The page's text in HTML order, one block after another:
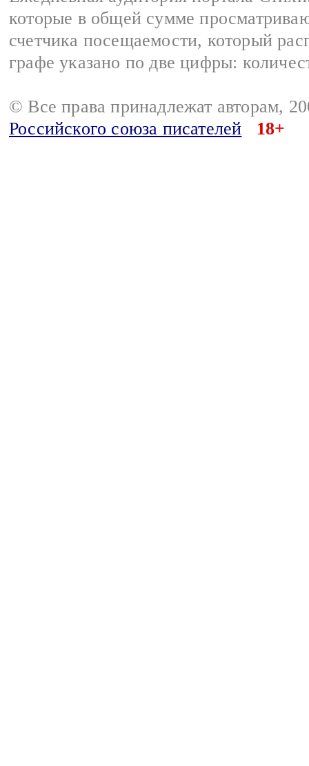
которые в общей сумме
счетчика посещаемости, который
графе указано по две цифры:
© Все права принадлежат авторам,
Российского союза писателей
18+